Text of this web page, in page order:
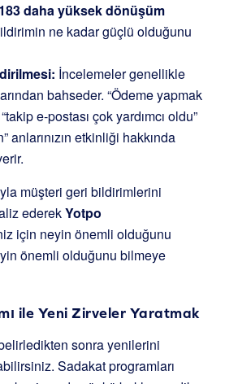
183 daha yüksek dönüşüm
ne kadar güçlü olduğunu
İncelemeler genellikle
bahseder. “Ödeme yapmak
e-postası çok yardımcı oldu”
anlarınızın etkinliği hakkında
müşteri geri bildirimlerini
ederekYotpo
için neyin önemli olduğunu
önemli olduğunu bilmeye
ile Yeni Zirveler Yaratmak
sonra yenilerini
Sadakat programları